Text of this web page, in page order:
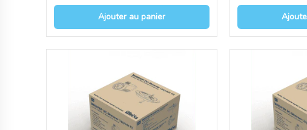
Ajouter au panier